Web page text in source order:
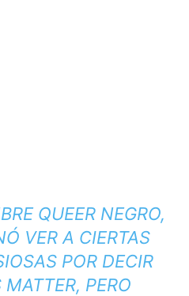
QUEER NEGRO,
VER A CIERTAS
POR DECIR
PERO